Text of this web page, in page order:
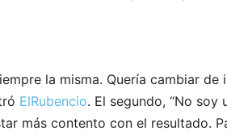
la misma. Quería cambiar
ElRubencio. El segundo, “No soy
más contento con el resultado.